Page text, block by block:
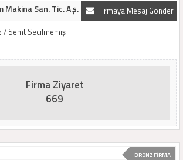
Firmaya Mesaj Gönder
San. Tic. A.ş.
/ Semt Seçilmemiş
Firma Ziyaret
669
BRONZ FİRMA